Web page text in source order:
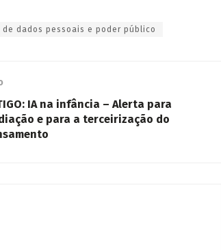
dados pessoais e poder público
IA na infância – Alerta para
e para a terceirização do